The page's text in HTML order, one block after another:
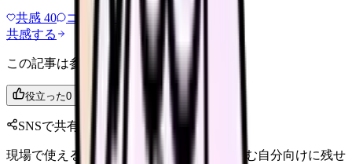
共感 40 コメント
2
共感する
この記事は参考になりましたか？
役立った0 0
SNSで共有
現場で使えるポイントを、同僚やあとで読む自分向けに残せ